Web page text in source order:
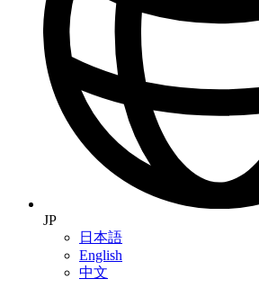
JP
日本語
English
中文